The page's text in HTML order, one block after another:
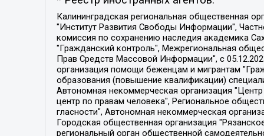
Калининградская региональная общественная организация "Экозащита!-Женсовет", Фонд содействия защите прав и свобод граждан "Общественный вердикт", Фонд "Институт Развития Свободы Информации", Частное учреждение "Информационное агентство МЕМО. РУ", Региональная общественная организация "Общественная комиссия по сохранению наследия академика Сахарова", Фонд поддержки свободы прессы, Санкт-Петербургская общественная правозащитная организация "Гражданский контроль", Межрегиональная общественная организация "Информационно-просветительский центр "Мемориал", Региональный Фонд "Центр Защиты Прав Средств Массовой Информации", с 05.12.2023 Фонд "Центр Защиты Прав Средств массовой информации", Региональная общественная благотворительная организация помощи беженцам и мигрантам "Гражданское содействие", Негосударственное образовательное учреждение дополнительного профессионального образования (повышение квалификации) специалистов "АКАДЕМИЯ ПО ПРАВАМ ЧЕЛОВЕКА", Свердловская региональная общественная организация "Сутяжник", Автономная некоммерческая организация "Центр независимых социологических исследований", Союз общественных объединений "Российский исследовательский центр по правам человека", Региональное общественное учреждение научно-информационный центр "МЕМОРИАЛ", Некоммерческая организация "Фонд защиты гласности", Автономная некоммерческая организация "Институт прав человека", Городская общественная организация "Екатеринбургское общество "МЕМОРИАЛ", Городская общественная организация "Рязанское историко-просветительское и правозащитное общество "Мемориал" (Рязанский Мемориал), Челябинский региональный орган общественной самодеятельности – женское общественное объединение "Женщины Евразии", Челябинский региональный орган общественной самодеятельности "Уральская правозащитная группа", Фонд содействия защите здоровья и социальной справедливости имени Андрея Рылькова, Автономная Некоммерческая Организация "Аналитический Центр Юрия Левады", Автономная некоммерческая организация социальной поддержки населения "Проект Апрель", Региональная общественная организация помощи женщинам и детям, находящимся в кризисной ситуации "Информационно-методический центр "Анна", Фонд содействия развитию массовых коммуникаций и правовому просвещению "Так-так-Так", Фонд содействия устойчивому развитию "Серебряная тайга", Свердловский региональный общественный фонд социальных проектов "Новое время", "Idel.Реалии", Кавказ.Реалии, Крым.Реалии, Телеканал Настоящее Время, Татаро-башкирская служба Радио Свобода (Azatliq Radiosi), Радио Свободная Европа/Радио Свобода (PCE/PC), "Сибирь.Реалии", "Фактограф", Благотворительный фонд помощи осужденным и их семьям, Автономная некоммерческая организация "Институт глобализации и социальных движений", Фонд "В защиту прав заключенных", Частное учреждение "Центр поддержки и содействия развитию средств массовой информации", Пензенский региональный